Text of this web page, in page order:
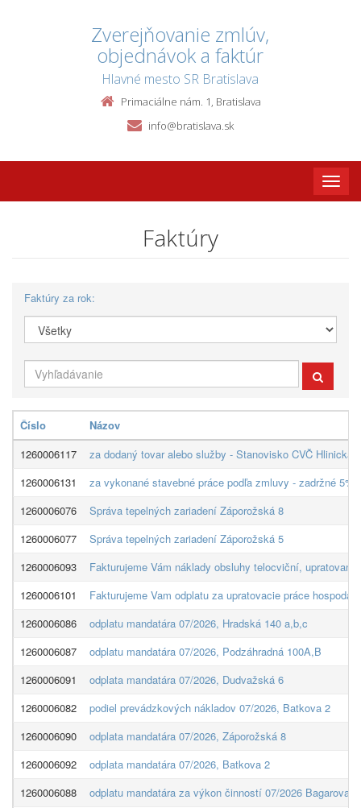
Zverejňovanie zmlúv,
objednávok a faktúr
Hlavné mesto SR Bratislava
Primaciálne nám. 1, Bratislava
info@bratislava.sk
Toggle
Faktúry
Faktúry za rok:
Číslo
Názov
1260006117
za dodaný tovar alebo služby - Stanovisko CVČ Hlinická,
1260006131
za vykonané stavebné práce podľa zmluvy - zadržné 5%
1260006076
Správa tepelných zariadení Záporožská 8
1260006077
Správa tepelných zariadení Záporožská 5
1260006093
Fakturujeme Vám náklady obsluhy telocviční,
1260006101
Fakturujeme Vam odplatu za upratovacie práce
1260006086
odplatu mandatára 07/2026, Hradská 140 a,b,c
1260006087
odplatu mandatára 07/2026, Podzáhradná 100A,B
1260006091
odplata mandatára 07/2026, Dudvažská 6
1260006082
podiel prevádzkových nákladov 07/2026, Batkova 2
1260006090
odplata mandatára 07/2026, Záporožská 8
1260006092
odplata mandatára 07/2026, Batkova 2
1260006088
odplatu mandatára za výkon činností 07/2026 Bagarova